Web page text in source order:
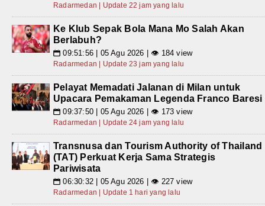
Radarmedan | Update 22 jam yang lalu
Ke Klub Sepak Bola Mana Mo Salah Akan
Berlabuh?
📅 09:51:56 | 05 Agu 2026 | 👁 184 view
Radarmedan | Update 23 jam yang lalu
Pelayat Memadati Jalanan di Milan untuk
Upacara Pemakaman Legenda Franco Baresi
📅 09:37:50 | 05 Agu 2026 | 👁 173 view
Radarmedan | Update 24 jam yang lalu
Transnusa dan Tourism Authority of Thailand
(TAT) Perkuat Kerja Sama Strategis
Pariwisata
📅 06:30:32 | 05 Agu 2026 | 👁 227 view
Radarmedan | Update 1 hari yang lalu